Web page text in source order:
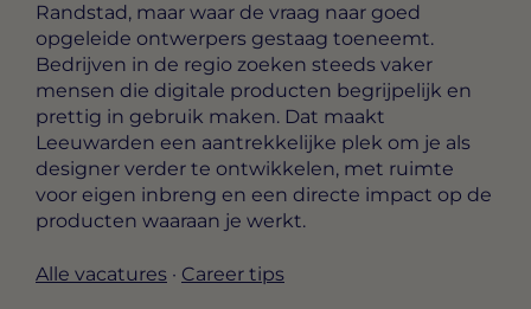
Randstad, maar waar de vraag naar goed
opgeleide ontwerpers gestaag toeneemt.
Bedrijven in de regio zoeken steeds vaker
mensen die digitale producten begrijpelijk en
prettig in gebruik maken. Dat maakt
Leeuwarden een aantrekkelijke plek om je als
designer verder te ontwikkelen, met ruimte
voor eigen inbreng en een directe impact op de
producten waaraan je werkt.
Alle vacatures · Career tips